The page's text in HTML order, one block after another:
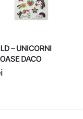
– UNICORNI
DACO